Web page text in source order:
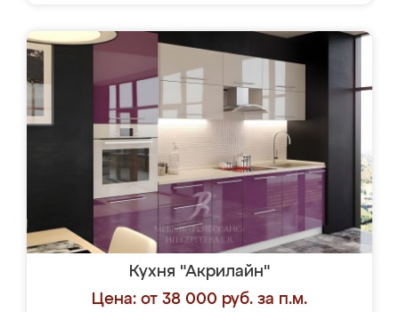
Кухня "Акрилайн"
Цена: от 38 000 руб. за п.м.